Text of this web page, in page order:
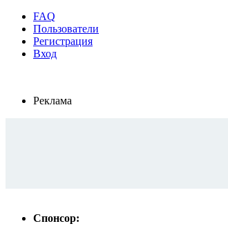
FAQ
Пользователи
Регистрация
Вход
Реклама
Спонсор: